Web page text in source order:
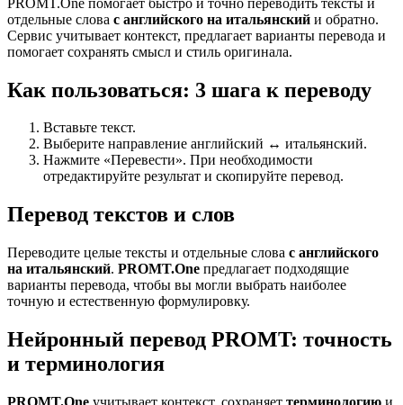
отдельные слова с английского на итальянский и обратно.
Сервис учитывает контекст, предлагает варианты перевода и
помогает сохранять смысл и стиль оригинала.
Как пользоваться: 3 шага к переводу
Вставьте текст.
Выберите направление английский ↔ итальянский.
Нажмите «Перевести». При необходимости
отредактируйте результат и скопируйте перевод.
Перевод текстов и слов
Переводите целые тексты и отдельные слова с английского
на итальянский. PROMT.One предлагает подходящие
варианты перевода, чтобы вы могли выбрать наиболее
точную и естественную формулировку.
Нейронный перевод PROMT: точность
и терминология
PROMT.One учитывает контекст, сохраняет терминологию и